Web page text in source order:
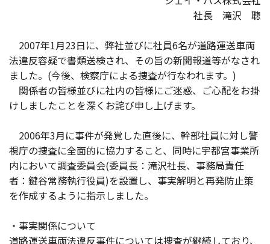
社長 滝沢 聰
2007年1月23日に、弊社並びに社員6名が道路運送車両
法違反容疑で書類送検され、その旨の新聞報道等がなされ
ました。(今後、検察庁による捜査が行なわれます。)
関係者の皆様並びに社内の皆様にご迷惑、ご心配をお掛
けしましたことを深くお詫び申し上げます。
2006年3月に事件が発覚した直後に、幹部社員に対し警
視庁の捜査に全面的に協力すること、同時に宇都宮事業所
内において調査委員会(委員長：滝沢社長、事務局責任
者：鍵谷常務執行役員)を設置し、事実解明と再発防止策
を作成するように指示しました。
・事実関係について
道路運送車両法違反事件については捜査が継続しており、